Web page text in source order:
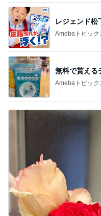
レジェンド松
Amebaトピック
無料で貰える
Amebaトピック